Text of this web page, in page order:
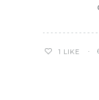
1 LIKE